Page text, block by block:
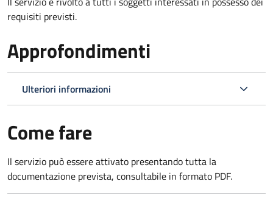
requisiti previsti.
Approfondimenti
Ulteriori informazioni
Come fare
Il servizio può essere attivato presentando tutta la
documentazione prevista, consultabile in formato PDF.